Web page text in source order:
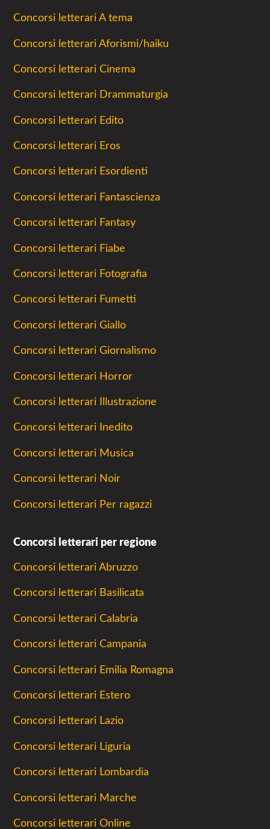
Concorsi letterari A tema
Concorsi letterari Aforismi/haiku
Concorsi letterari Cinema
Concorsi letterari Drammaturgia
Concorsi letterari Edito
Concorsi letterari Eros
Concorsi letterari Esordienti
Concorsi letterari Fantascienza
Concorsi letterari Fantasy
Concorsi letterari Fiabe
Concorsi letterari Fotografia
Concorsi letterari Fumetti
Concorsi letterari Giallo
Concorsi letterari Giornalismo
Concorsi letterari Horror
Concorsi letterari Illustrazione
Concorsi letterari Inedito
Concorsi letterari Musica
Concorsi letterari Noir
Concorsi letterari Per ragazzi
Concorsi letterari per regione
Concorsi letterari Abruzzo
Concorsi letterari Basilicata
Concorsi letterari Calabria
Concorsi letterari Campania
Concorsi letterari Emilia Romagna
Concorsi letterari Estero
Concorsi letterari Lazio
Concorsi letterari Liguria
Concorsi letterari Lombardia
Concorsi letterari Marche
Concorsi letterari Online